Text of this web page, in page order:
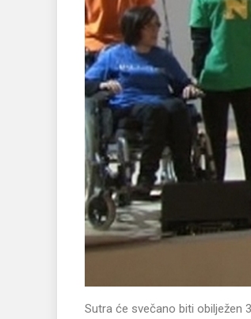
Sutra će svečano biti obilježen